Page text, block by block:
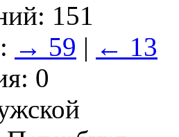
151
→ 59 | ← 13
0